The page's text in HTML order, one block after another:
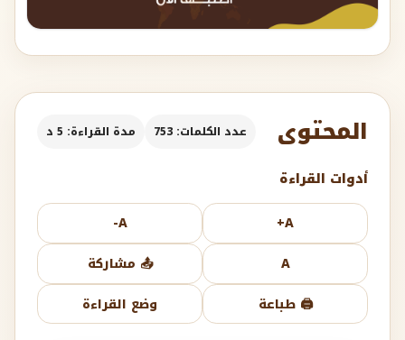
المحتوى عدد الكلمات: 753 مدة القراءة: 5 د
أدوات القراءة
A+
A-
A
📤 مشاركة
🖨️ طباعة
وضع القراءة